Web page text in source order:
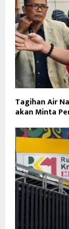
Tagihan Air
akan Minta